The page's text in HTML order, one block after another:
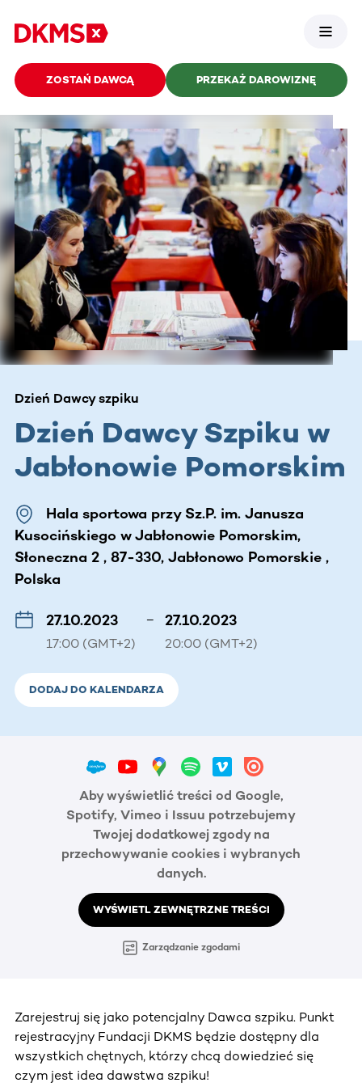
ZOSTAŃ DAWCĄ PRZEKAŻ DAROWIZNĘ
Dzień Dawcy szpiku
Dzień Dawcy Szpiku w
Jabłonowie Pomorskim
Hala sportowa przy Sz.P. im. Janusza
Kusocińskiego w Jabłonowie Pomorskim,
Słoneczna 2 , 87-330, Jabłonowo Pomorskie ,
Polska
27.10.2023
17:00 (GMT+2)
– 27.10.2023
20:00 (GMT+2)
DODAJ DO KALENDARZA
Aby wyświetlić treści od Google,
Spotify, Vimeo i Issuu potrzebujemy
Twojej dodatkowej zgody na
przechowywanie cookies i wybranych
danych.
WYŚWIETL ZEWNĘTRZNE TREŚCI
Zarządzanie zgodami
Zarejestruj się jako potencjalny Dawca szpiku. Punkt
rejestracyjny Fundacji DKMS będzie dostępny dla
wszystkich chętnych, którzy chcą dowiedzieć się
czym jest idea dawstwa szpiku!